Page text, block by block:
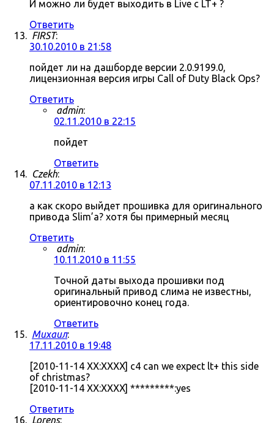
И можно ли будет выходить в Live c LT+ ?
Ответить
FIRST:
30.10.2010 в 21:58
пойдет ли на дашборде версии 2.0.9199.0,
лицензионная версия игры Call of Duty Black Ops?
Ответить
admin:
02.11.2010 в 22:15
пойдет
Ответить
Czekh:
07.11.2010 в 12:13
а как скоро выйдет прошивка для оригинального
привода Slim’а? хотя бы примерный месяц
Ответить
admin:
10.11.2010 в 11:55
Точной даты выхода прошивки под
оригинальный привод слима не известны,
ориентировочно конец года.
Ответить
Михаил:
17.11.2010 в 19:48
[2010-11-14 XX:XXXX] c4 can we expect lt+ this side
of christmas?
[2010-11-14 XX:XXXX] *********:yes
Ответить
Lorens: